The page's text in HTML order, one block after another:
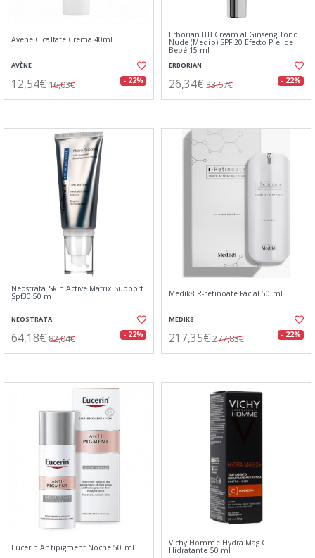
Avene Cicalfate Crema 40ml
AVÈNE
12,54€ 16,03€ - 22%
Erborian BB Cream al Ginseng Tono
Nude (Medio) SPF 20 Efecto Piel de
Bebé 15 ml
ERBORIAN
26,34€ 33,67€ - 22%
Neostrata Skin Active Matrix Support
Spf30 50 ml
NEOSTRATA
64,18€ 82,04€ - 22%
Medik8 R-retinoate Facial 50 ml
MEDIK8
217,35€ 277,83€ - 22%
Eucerin Antipigment Noche 50 ml Vichy Homme Hydra Mag C
Hidratante 50 ml